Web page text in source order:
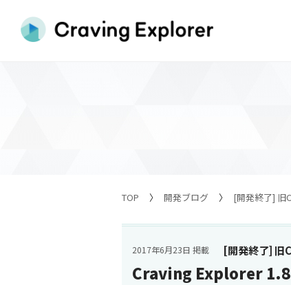
TOP 開発ブログ [開発終了] 旧
[開発終了]
2017年6月23日 掲載
Craving Explorer